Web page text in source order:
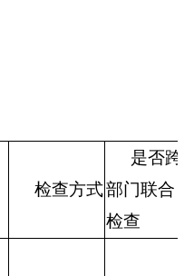
检查方式
是否跨
部门联合
检查